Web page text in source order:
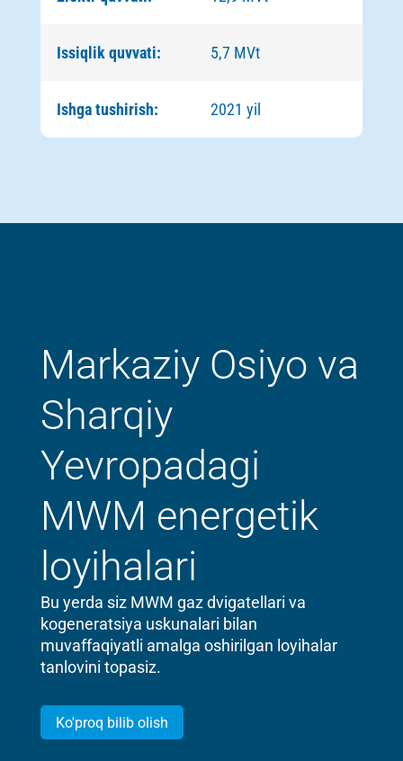
Issiqlik quvvati: 5,7 MVt
Ishga tushirish: 2021 yil
Markaziy Osiyo va
Sharqiy
Yevropadagi
MWM energetik
loyihalari
Bu yerda siz MWM gaz dvigatellari va
kogeneratsiya uskunalari bilan
muvaffaqiyatli amalga oshirilgan loyihalar
tanlovini topasiz.
Ko'proq bilib olish